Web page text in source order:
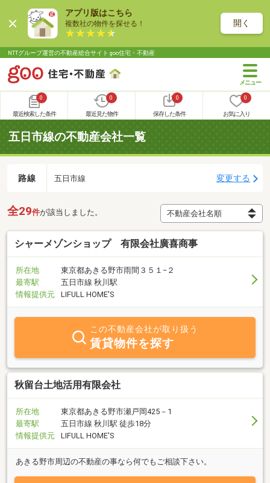
アプリ版はこちら
複数社の物件を探せる！ 開く
NTTグループ運営の不動産総合サイト goo住宅・不動産
0
最近検索した条件
0
最近見た物件
0
保存した条件
0
お気に入り
五日市線の不動産会社一覧
路線 五日市線 変更する
全29件が該当しました。
シャーメゾンショップ 有限会社廣喜商事
所在地
東京都あきる野市雨間３５１−２
最寄駅
五日市線 秋川駅
情報提供元
LIFULL HOME'S
この不動産会社が取り扱う
賃貸物件を探す
秋留台土地活用有限会社
所在地
東京都あきる野市瀬戸岡425－1
最寄駅
五日市線 秋川駅 徒歩18分
情報提供元
LIFULL HOME'S
あきる野市周辺の不動産の事なら何でもご相談下さい。